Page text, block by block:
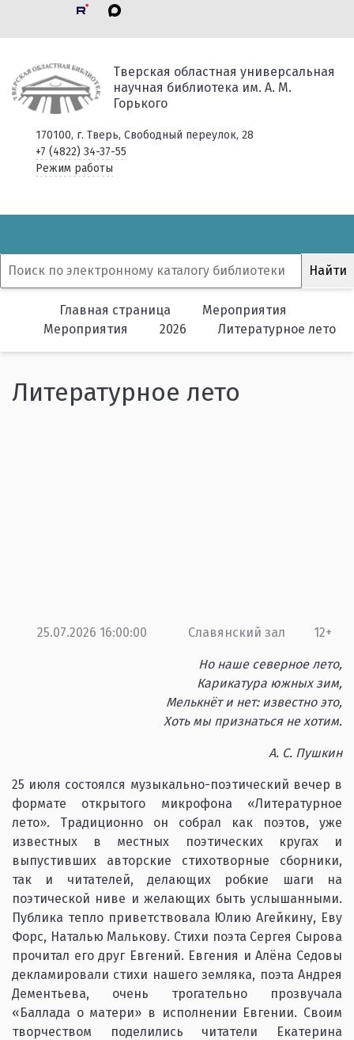
Тверская областная универсальная
научная библиотека им. А. М.
Горького
170100, г. Тверь, Свободный переулок, 28
+7 (4822) 34-37-55
Режим работы
Главная страница
Мероприятия
Мероприятия
2026 Литературное лето
Литературное лето
25.07.2026 16:00:00 Славянский зал 12+
Но наше северное лето,
Карикатура южных зим,
Мелькнёт и нет: известно это,
Хоть мы признаться не хотим.
А. С. Пушкин
25 июля состоялся музыкально-поэтический вечер в
формате открытого микрофона «Литературное
лето». Традиционно он собрал как поэтов, уже
известных в местных поэтических кругах и
выпустивших авторские стихотворные сборники,
так и читателей, делающих робкие шаги на
поэтической ниве и желающих быть услышанными.
Публика тепло приветствовала Юлию Агейкину, Еву
Форс, Наталью Малькову. Стихи поэта Сергея Сырова
прочитал его друг Евгений. Евгения и Алёна Седовы
декламировали стихи нашего земляка, поэта Андрея
Дементьева, очень трогательно прозвучала
«Баллада о матери» в исполнении Евгении. Своим
творчеством поделились читатели Екатерина